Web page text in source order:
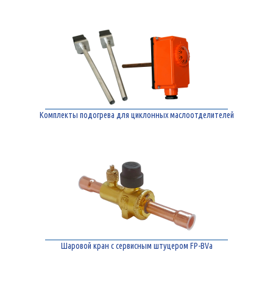
Комплекты подогрева для циклонных маслоотделителей
Шаровой кран с сервисным штуцером FP-BVa